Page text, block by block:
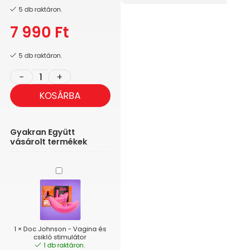
5 db raktáron.
7 990 Ft
5 db raktáron.
KOSÁRBA
Gyakran Együtt
vásárolt termékek
Doc
Johnson
-
Vagina
és
csikló
stimulátor
1 × Doc Johnson - Vagina és
csikló stimulátor
1 db raktáron.